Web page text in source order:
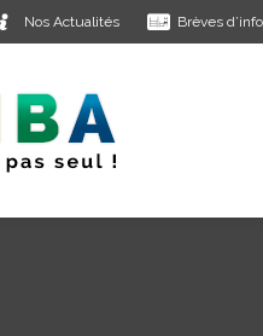
Nos Actualités Brèves